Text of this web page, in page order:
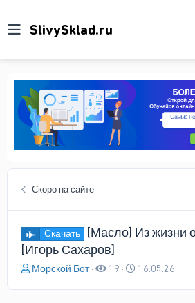
Скоро на сайте
Скачать
[Масло] Из жизни
[Игорь Сахаров]
А
Морской Бот 19
Д16.05.26